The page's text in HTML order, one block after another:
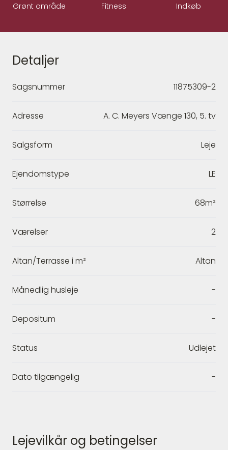
Grønt område Fitness Indkøb
Detaljer
Sagsnummer 11875309-2
Adresse A. C. Meyers Vænge 130, 5. tv
Salgsform Leje
Ejendomstype LE
Størrelse 68m²
Værelser 2
Altan/Terrasse i m² Altan
Månedlig husleje -
Depositum -
Status Udlejet
Dato tilgængelig -
Lejevilkår og betingelser